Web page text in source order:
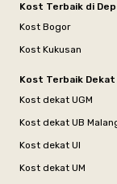
Kost Terbaik di
Kost Bogor
Kost Kukusan
Kost Terbaik Dekat
Kost dekat UGM
Kost dekat UB
Kost dekat UI
Kost dekat UM